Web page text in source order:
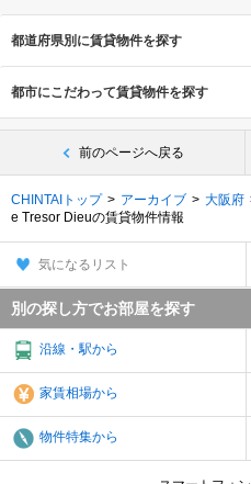
都道府県別に賃貸物件を探す
都市にこだわって賃貸物件を探す
前のページへ戻る
CHINTAIトップ アーカイブ 大阪府
e Tresor Dieuの賃貸物件情報
気になるリスト
別の探し方でお部屋を探す
沿線・駅から
家賃相場から
物件特集から